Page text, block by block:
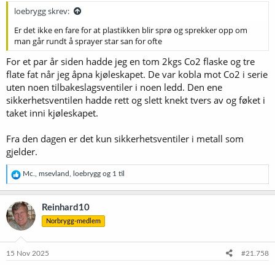
loebrygg skrev:
Er det ikke en fare for at plastikken blir sprø og sprekker opp om
man går rundt å sprayer star san for ofte
For et par år siden hadde jeg en tom 2kgs Co2 flaske og tre
flate fat når jeg åpna kjøleskapet. De var kobla mot Co2 i serie
uten noen tilbakeslagsventiler i noen ledd. Den ene
sikkerhetsventilen hadde rett og slett knekt tvers av og føket i
taket inni kjøleskapet.
Fra den dagen er det kun sikkerhetsventiler i metall som
gjelder.
R
e
a
k
s
j
o
e
Mc. msevland loebrygg og 1 til
Reinhard10
Norbrygg-medlem
15 Nov 2025 #21.758